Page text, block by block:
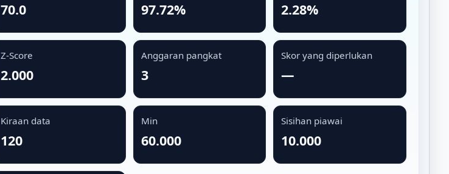
70.0 97.72% 2.28%
Z-Score
2.000
Anggaran pangkat
3
Skor yang diperlukan
—
Kiraan data
120
Min
60.000
Sisihan piawai
10.000